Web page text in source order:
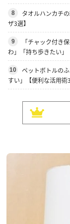
8
タオルハンカチ
ザ3選】
9
「チャック付き
わ」「持ち歩きたい」
10
ペットボトルの
すい」【便利な活用術3